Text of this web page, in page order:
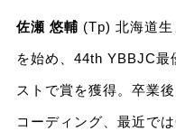
佐瀬 悠輔 (Tp) 北海道
を始め、44th YBBJC最
ストで賞を獲得。卒業
コーディング、最近で